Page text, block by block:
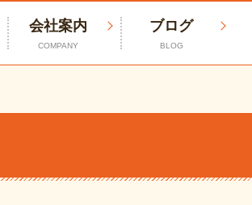
会社案内
COMPANY
ブログ
BLOG